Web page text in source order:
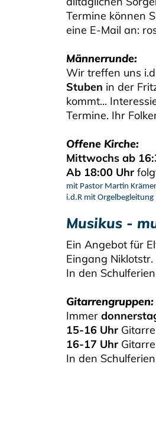
Termine können
eine E-Mail an:
Männerrunde:
Wir treffen uns
Stuben in der
kommt...
Termine. Ihr
Offene Kirche:
Mittwochs ab
Ab 18:00 Uhr
mit Pastor Martin
i.d.R mit Orgelbegleitung
Musikus -
Ein Angebot für
Eingang
In den
Gitarrengruppen:
Immer
15-16 Uhr
16-17 Uhr
In den